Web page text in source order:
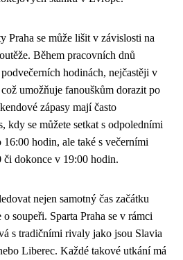
Praha se může lišit v závislosti na
Během pracovních dnů
hodinách, nejčastěji v
což umožňuje fanouškům dorazit po
zápasy mají často
kdy se můžete setkat s odpoledními
hodin, ale také s večerními
dokonce v 19:00 hodin.
nejen samotný čas začátku
soupeři. Sparta Praha se v rámci
s tradičními rivaly jako jsou Slavia
Liberec. Každé takové utkání má